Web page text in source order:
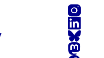
Instagram
LinkedIn
Bluesky
Mastodon